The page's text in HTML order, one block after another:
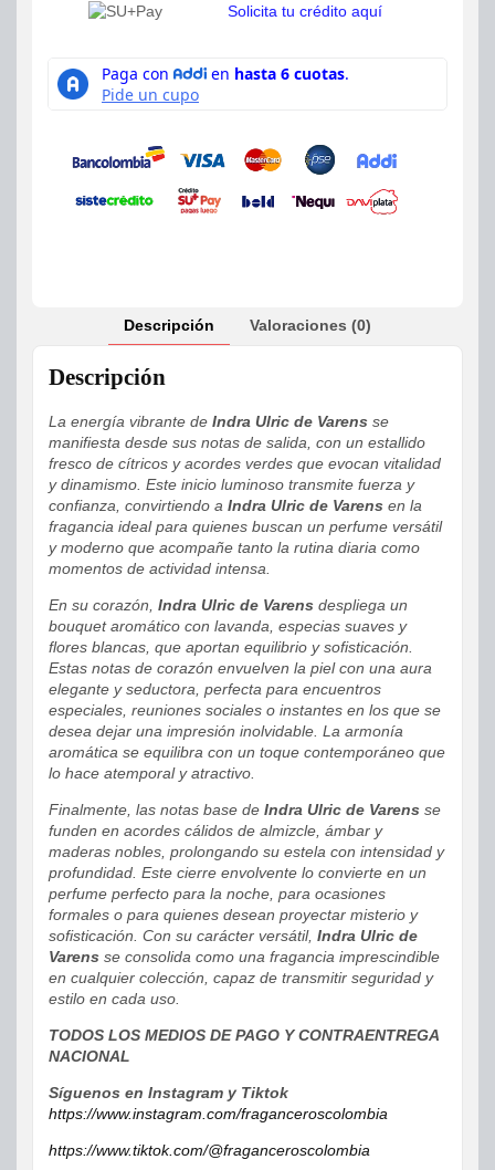
Solicita tu crédito aquí
Descripción Valoraciones (0)
Descripción
La energía vibrante de Indra Ulric de Varens se
manifiesta desde sus notas de salida, con un estallido
fresco de cítricos y acordes verdes que evocan vitalidad
y dinamismo. Este inicio luminoso transmite fuerza y
confianza, convirtiendo a Indra Ulric de Varens en la
fragancia ideal para quienes buscan un perfume versátil
y moderno que acompañe tanto la rutina diaria como
momentos de actividad intensa.
En su corazón, Indra Ulric de Varens despliega un
bouquet aromático con lavanda, especias suaves y
flores blancas, que aportan equilibrio y sofisticación.
Estas notas de corazón envuelven la piel con una aura
elegante y seductora, perfecta para encuentros
especiales, reuniones sociales o instantes en los que se
desea dejar una impresión inolvidable. La armonía
aromática se equilibra con un toque contemporáneo que
lo hace atemporal y atractivo.
Finalmente, las notas base de Indra Ulric de Varens se
funden en acordes cálidos de almizcle, ámbar y
maderas nobles, prolongando su estela con intensidad y
profundidad. Este cierre envolvente lo convierte en un
perfume perfecto para la noche, para ocasiones
formales o para quienes desean proyectar misterio y
sofisticación. Con su carácter versátil, Indra Ulric de
Varens se consolida como una fragancia imprescindible
en cualquier colección, capaz de transmitir seguridad y
estilo en cada uso.
TODOS LOS MEDIOS DE PAGO Y CONTRAENTREGA
NACIONAL
Síguenos en Instagram y Tiktok
https://www.instagram.com/fraganceroscolombia
https://www.tiktok.com/@fraganceroscolombia